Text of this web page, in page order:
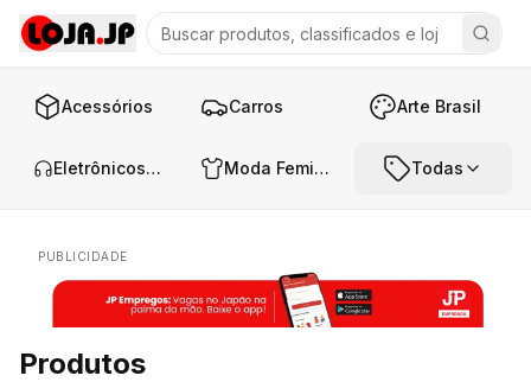
Acessórios Carros Arte Brasil
Eletrônicos e Áudio Moda Feminina Todas
PUBLICIDADE
Produtos